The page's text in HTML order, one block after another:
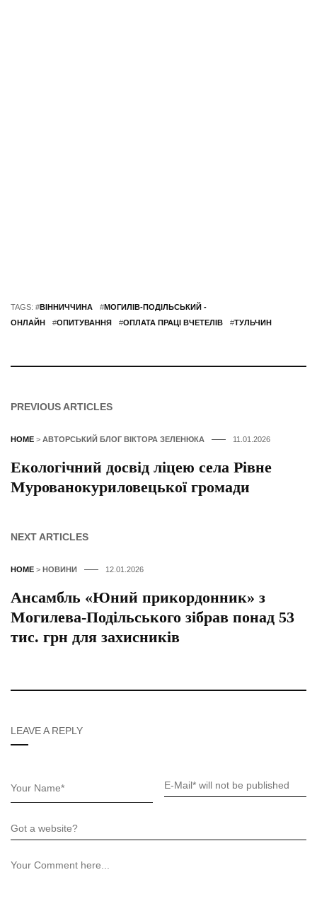
TAGS: #ВІННИЧЧИНА #МОГИЛІВ-ПОДІЛЬСЬКИЙ -
ОНЛАЙН
#ОПИТУВАННЯ #ОПЛАТА ПРАЦІ ВЧЕТЕЛІВ #ТУЛЬЧИН
PREVIOUS ARTICLES
HOME > АВТОРСЬКИЙ БЛОГ ВІКТОРА ЗЕЛЕНЮКА 11.01.2026
Екологічний досвід ліцею села Рівне
Мурованокуриловецької громади
NEXT ARTICLES
HOME > НОВИНИ 12.01.2026
Ансамбль «Юний прикордонник» з
Могилева-Подільського зібрав понад 53
тис. грн для захисників
LEAVE A REPLY